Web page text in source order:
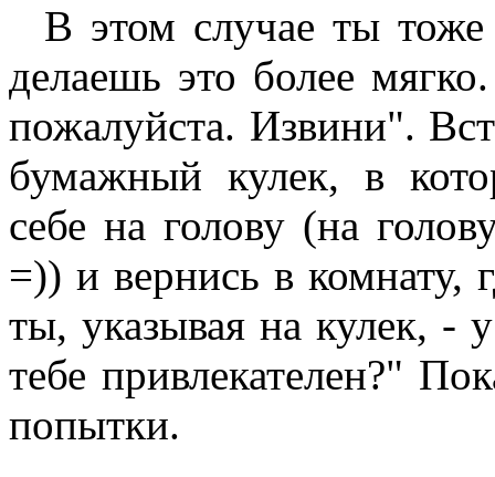
В этом случае ты
делаешь это более
пожалуйста. Извини".
бумажный кулек, в
себе на голову (на
=)) и вернись в комнату,
ты, указывая на кулек, -
тебе привлекателен?"
попытки.